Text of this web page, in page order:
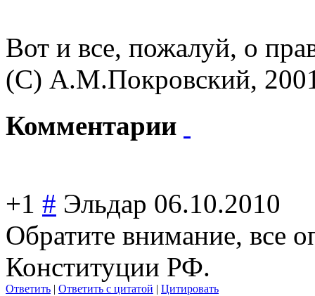
Вот и все, пожалуй, о
(С) А.М.Покровский,
Комментарии
+1 # Эльдар 06.10.2010
Обратите внимание, все
Конституции РФ.
Ответить | Ответить с цитатой | Цитировать